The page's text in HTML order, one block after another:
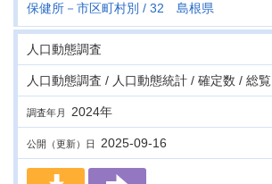
保健所－市区町村別
32 島根県
人口動態調査
人口動態調査 / 人口動態統計 / 確定数 / 総覧
調査年月 2024年
公開（更新）日 2025-09-16